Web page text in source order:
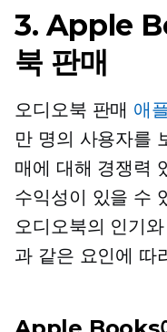
3. Apple
북 판매
오디오북 판매 애
만 명의 사용자를
매에 대해 경쟁력
수익성이 있을 수
오디오북의 인기
과 같은 요인에 따